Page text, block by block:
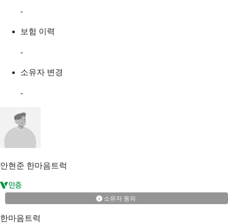
-
보험 이력
-
소유자 변경
-
안현준 한마음트럭
소유자 동의
한마음트럭